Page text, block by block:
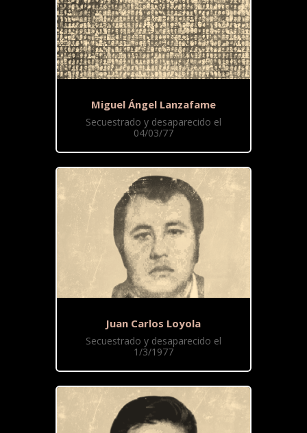
Miguel Ángel Lanzafame
Secuestrado y desaparecido el
04/03/77
Juan Carlos Loyola
Secuestrado y desaparecido el
1/3/1977